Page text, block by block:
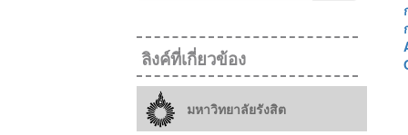
ลิงค์ที่เกี่ยวข้อง
มหาวิทยาลัยรังสิต